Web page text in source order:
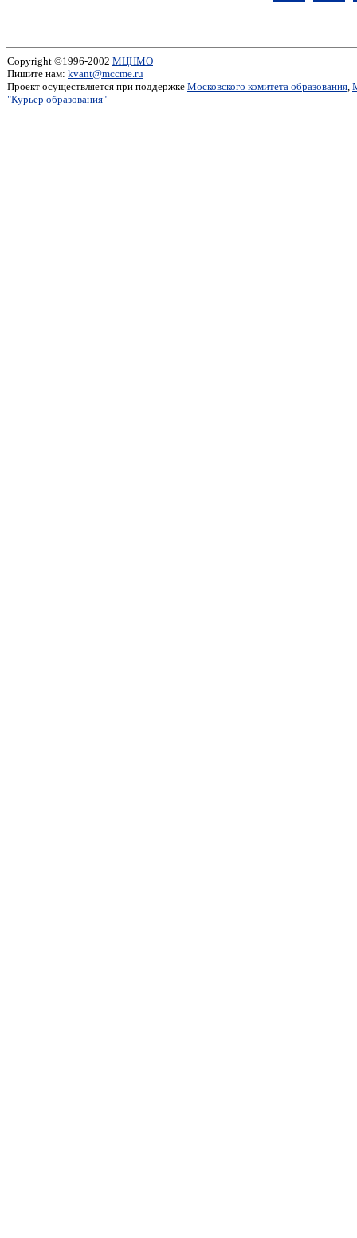
Copyright ©1996-2002 МЦНМО
Пишите нам: kvant@mccme.ru
Проект осуществляется при поддержке Московского комитета образования,
"Курьер образования"